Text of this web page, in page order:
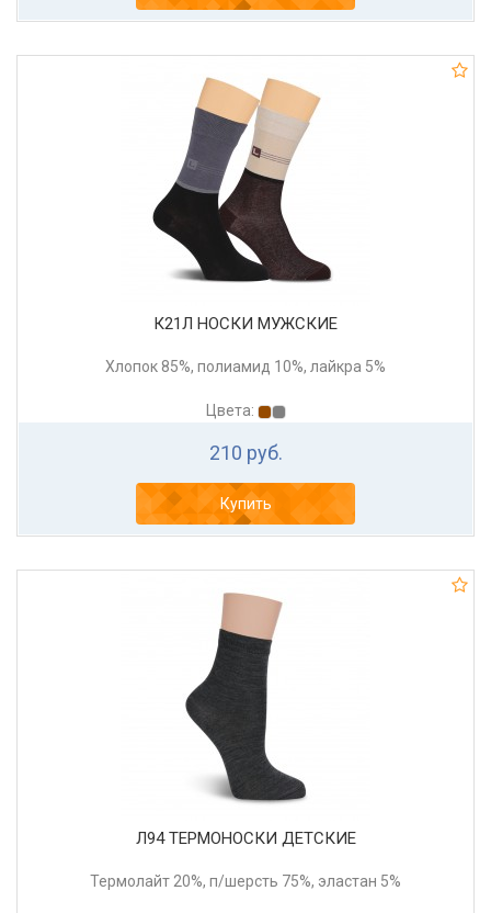
К21Л НОСКИ МУЖСКИЕ
Хлопок 85%, полиамид 10%, лайкра 5%
Цвета:
210 руб.
Купить
Л94 ТЕРМОНОСКИ ДЕТСКИЕ
Термолайт 20%, п/шерсть 75%, эластан 5%